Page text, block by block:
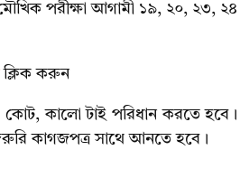
মৌখিক পরীক্ষা আগামী ১৯, ২০, ২৩,
ক্লিক করুন
কোট, কালো টাই পরিধান করতে
কাগজপত্র সাথে আনতে হবে।